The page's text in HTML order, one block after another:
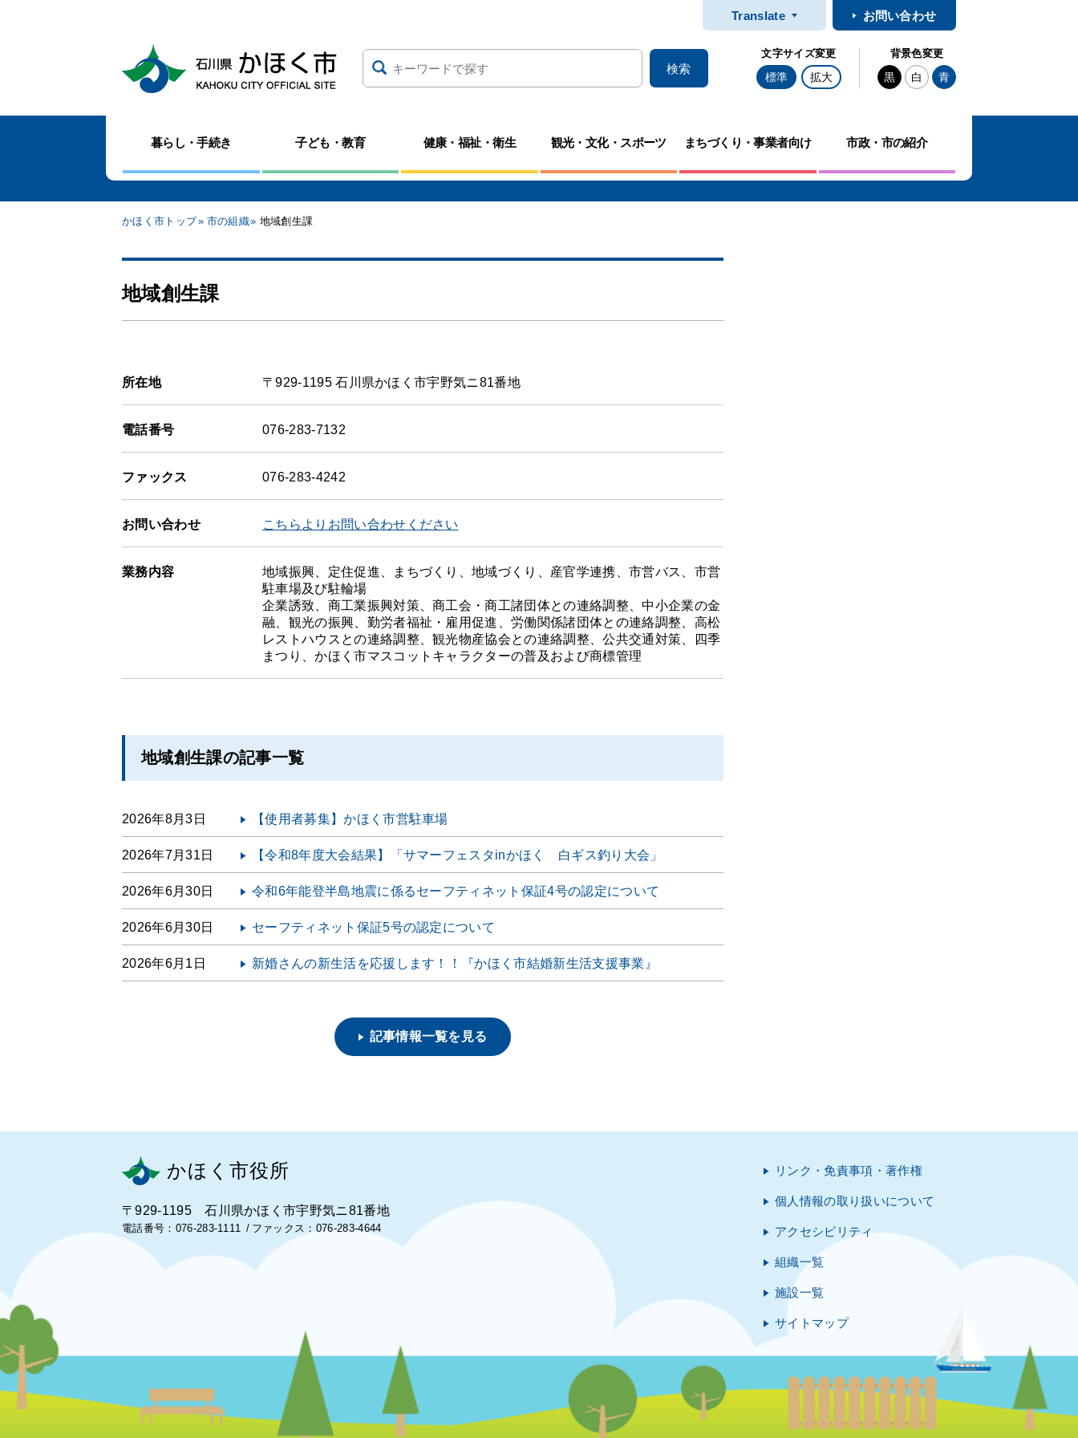
Translate
お問い合わせ
検索
文字サイズ変更
標準 拡大
背景色変更
黒 白 青
暮らし・手続き 子ども・教育 健康・福祉・衛生 観光・文化・スポーツ まちづくり・事業者向け 市政・市の紹介
かほく市トップ 市の組織 地域創生課
地域創生課
所在地 〒929-1195 石川県かほく市宇野気ニ81番地
電話番号 076-283-7132
ファックス 076-283-4242
お問い合わせ こちらよりお問い合わせください
業務内容
地域振興、定住促進、まちづくり、地域づくり、産官学連携、市営バス、市営
駐車場及び駐輪場
企業誘致、商工業振興対策、商工会・商工諸団体との連絡調整、中小企業の金
融、観光の振興、勤労者福祉・雇用促進、労働関係諸団体との連絡調整、高松
レストハウスとの連絡調整、観光物産協会との連絡調整、公共交通対策、四季
まつり、かほく市マスコットキャラクターの普及および商標管理
地域創生課の記事一覧
2026年8月3日 【使用者募集】かほく市営駐車場
2026年7月31日 【令和8年度大会結果】「サマーフェスタinかほく 白ギス釣り大会」
2026年6月30日 令和6年能登半島地震に係るセーフティネット保証4号の認定について
2026年6月30日 セーフティネット保証5号の認定について
2026年6月1日 新婚さんの新生活を応援します！！『かほく市結婚新生活支援事業』
記事情報一覧を見る
かほく市役所
〒929-1195 石川県かほく市宇野気ニ81番地
電話番号：076-283-1111 ファックス：076-283-4644
リンク・免責事項・著作権
個人情報の取り扱いについて
アクセシビリティ
組織一覧
施設一覧
サイトマップ